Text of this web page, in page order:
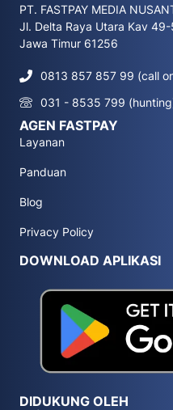
PT. FASTPAY MEDIA
Jl. Delta Raya Utara Kav
Jawa Timur 61256
0813 857 857 99 (call
031 - 8535 799
AGEN FASTPAY
Layanan
Panduan
Blog
Privacy Policy
DOWNLOAD APLIKASI
DIDUKUNG OLEH